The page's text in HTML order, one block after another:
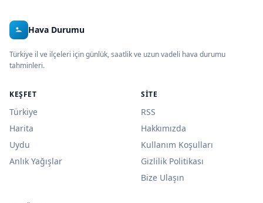
Hava Durumu
Türkiye il ve ilçeleri için günlük, saatlik ve uzun vadeli hava durumu
tahminleri.
KEŞFET
Türkiye
Harita
Uydu
Anlık Yağışlar
SITE
RSS
Hakkımızda
Kullanım Koşulları
Gizlilik Politikası
Bize Ulaşın